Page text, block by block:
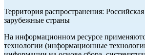
Территория распространения:
зарубежные страны
На информационном ресурсе
технологии (информационные